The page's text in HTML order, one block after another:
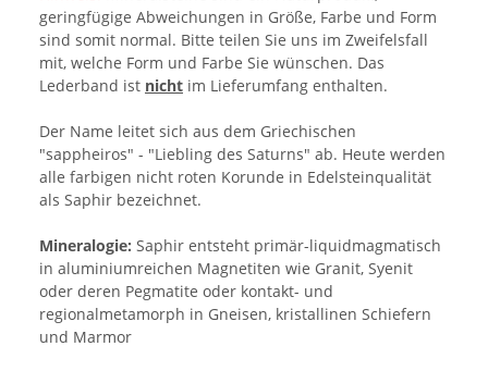
geringfügige Abweichungen in Größe, Farbe und Form
sind somit normal. Bitte teilen Sie uns im Zweifelsfall
mit, welche Form und Farbe Sie wünschen. Das
Lederband ist nicht im Lieferumfang enthalten.
Der Name leitet sich aus dem Griechischen
"sappheiros" - "Liebling des Saturns" ab. Heute werden
alle farbigen nicht roten Korunde in Edelsteinqualität
als Saphir bezeichnet.
Mineralogie: Saphir entsteht primär-liquidmagmatisch
in aluminiumreichen Magnetiten wie Granit, Syenit
oder deren Pegmatite oder kontakt- und
regionalmetamorph in Gneisen, kristallinen Schiefern
und Marmor